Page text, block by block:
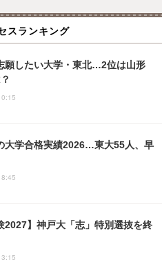
スランキング
願したい大学・東北…2位は山形
大学合格実績2026…東大55人、早
2027】神戸大「志」特別選抜を終